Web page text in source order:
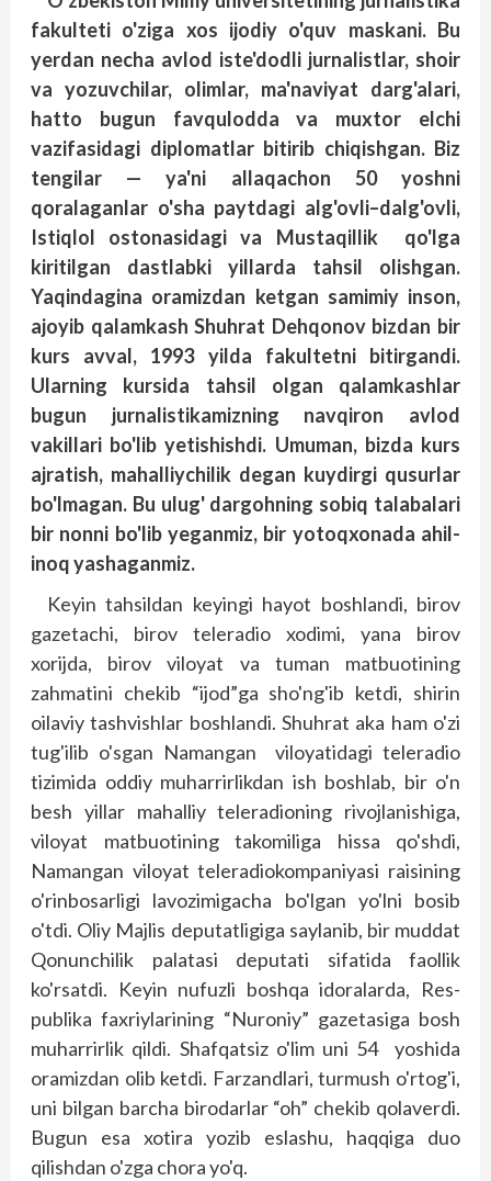
fakulteti o'ziga xos ijodiy o'quv maskani. Bu
yerdan necha avlod iste'dodli jurnalistlar, shoir
va yozuvchilar, olimlar, ma'naviyat darg'alari,
hatto bugun favqulodda va muxtor elchi
vazifasidagi diplomatlar bitirib chiqishgan. Biz
tengilar — ya'ni allaqachon 50 yoshni
qoralaganlar o'sha paytdagi alg'ovli–dalg'ovli,
Istiqlol ostonasidagi va Mustaqillik qo'lga
kiritilgan dastlabki yillarda tahsil olishgan.
Yaqindagina oramizdan ketgan samimiy inson,
ajoyib qalamkash Shuhrat Dehqonov bizdan bir
kurs avval, 1993 yilda fakultetni bitirgandi.
Ularning kursida tahsil olgan qalamkashlar
bugun jurnalistikamizning navqiron avlod
vakillari bo'lib yetishishdi. Umuman, bizda kurs
ajratish, mahalliychilik degan kuydirgi qusurlar
bo'lmagan. Bu ulug' dargohning sobiq talabalari
bir nonni bo'lib yeganmiz, bir yotoqxonada ahil-
inoq yashaganmiz.
Keyin tahsildan keyingi hayot boshlandi, birov
gazetachi, birov teleradio xodimi, yana birov
xorijda, birov viloyat va tuman matbuotining
zahmatini chekib “ijod”ga sho'ng'ib ketdi, shirin
oilaviy tashvishlar boshlandi. Shuhrat aka ham o'zi
tug'ilib o'sgan Namangan viloyatidagi teleradio
tizimida oddiy muharrirlikdan ish boshlab, bir o'n
besh yillar mahalliy teleradioning rivojlanishiga,
viloyat matbuotining takomiliga hissa qo'shdi,
Namangan viloyat teleradiokompaniyasi raisining
o'rinbosarligi lavozimigacha bo'lgan yo'lni bosib
o'tdi. Oliy Majlis deputatligiga saylanib, bir muddat
Qonunchilik palatasi deputati sifatida faollik
ko'rsatdi. Keyin nufuzli boshqa idoralarda, Res­
publika faxriylarining “Nuroniy” gazetasiga bosh
muharrirlik qildi. Shafqatsiz o'lim uni 54 yoshida
oramizdan olib ketdi. Farzandlari, turmush o'rtog'i,
uni bilgan barcha birodarlar “oh” chekib qolaverdi.
Bugun esa xotira yozib eslashu, haqqiga duo
qilishdan o'zga chora yo'q.